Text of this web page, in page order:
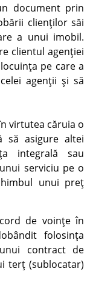
document prin
clienţilor săi
a unui imobil.
clientul agenţiei
pe care a
agenţii şi să
virtutea căruia o
să asigure altei
integrală sau
serviciu pe o
unui preţ
de voinţe în
folosinţa
contract de
terţ (sublocatar)